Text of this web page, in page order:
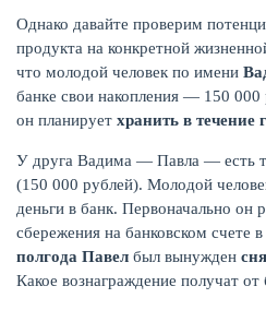
Однако давайте проверим
продукта на конкретной
что молодой человек по имени
банке свои накопления — 150 000
он планирует хранить в течение
У друга Вадима — Павла — есть
(150 000 рублей). Молодой
деньги в банк. Первоначально он
сбережения на банковском счете
полгода Павел был вынужден
Какое вознаграждение получат